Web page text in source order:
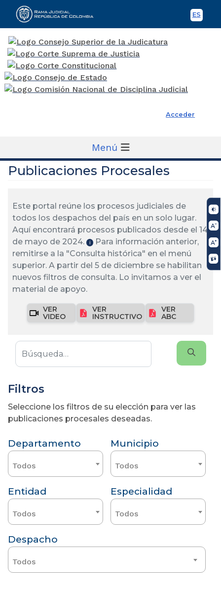
ES
Rama Judicial
Acceder
Menú
Publicaciones Procesales
Este portal reúne los procesos judiciales de
todos los despachos del país en un solo lugar.
Aquí encontrará procesos publicados desde el 14
de mayo de 2024.
ℹ️
Para información anterior,
remitirse a la "Consulta histórica" en el menú
superior. A partir del 5 de diciembre se habilitan
nuevos filtros de consulta. Lo invitamos a ver el
material de apoyo.
VER
VIDEO
VER
INSTRUCTIVO
VER
ABC
Filtros
Seleccione los filtros de su elección para ver las
publicaciones procesales deseadas.
Departamento
Todos
Municipio
Todos
Entidad
Todos
Especialidad
Todos
Despacho
Todos